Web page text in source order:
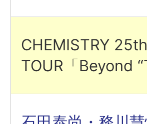
CHEMISTRY
TOUR「Beyond